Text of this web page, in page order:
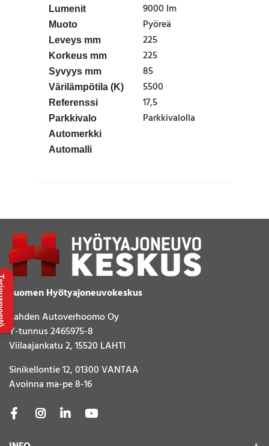
Lumenit 9000 lm
Muoto Pyöreä
Leveys mm 225
Korkeus mm 225
Syvyys mm 85
Värilämpötila (K) 5500
Referenssi 17,5
Parkkivalo Parkkivalolla
Automerkki
Automalli
Suomen Hyötyajoneuvokeskus
Lahden Autoverhoomo Oy
Y-tunnus 2465975-8
Viilaajankatu 2, 15520 LAHTI
Sinikellontie 12, 01300 VANTAA
Avoinna ma-pe 8-16